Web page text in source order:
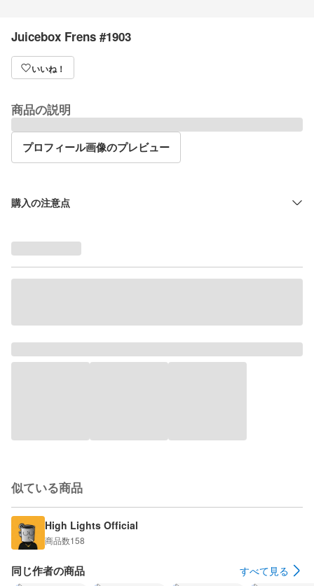
Juicebox Frens #1903
いいね！
商品の説明
プロフィール画像のプレビュー
購入の注意点
似ている商品
High Lights Official
商品数158
同じ作者の商品 すべて見る